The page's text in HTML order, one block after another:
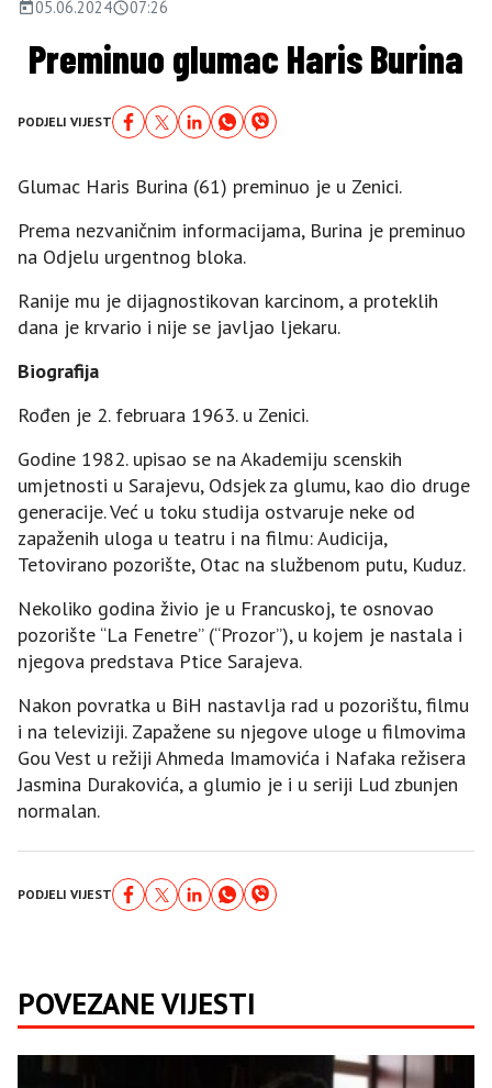
05.06.2024 07:26
Preminuo glumac Haris Burina
PODJELI VIJEST
Glumac Haris Burina (61) preminuo je u Zenici.
Prema nezvaničnim informacijama, Burina je preminuo
na Odjelu urgentnog bloka.
Ranije mu je dijagnostikovan karcinom, a proteklih
dana je krvario i nije se javljao ljekaru.
Biografija
Rođen je 2. februara 1963. u Zenici.
Godine 1982. upisao se na Akademiju scenskih
umjetnosti u Sarajevu, Odsjek za glumu, kao dio druge
generacije. Već u toku studija ostvaruje neke od
zapaženih uloga u teatru i na filmu: Audicija,
Tetovirano pozorište, Otac na službenom putu, Kuduz.
Nekoliko godina živio je u Francuskoj, te osnovao
pozorište “La Fenetre” (“Prozor”), u kojem je nastala i
njegova predstava Ptice Sarajeva.
Nakon povratka u BiH nastavlja rad u pozorištu, filmu
i na televiziji. Zapažene su njegove uloge u filmovima
Gou Vest u režiji Ahmeda Imamovića i Nafaka režisera
Jasmina Durakovića, a glumio je i u seriji Lud zbunjen
normalan.
PODJELI VIJEST
POVEZANE VIJESTI